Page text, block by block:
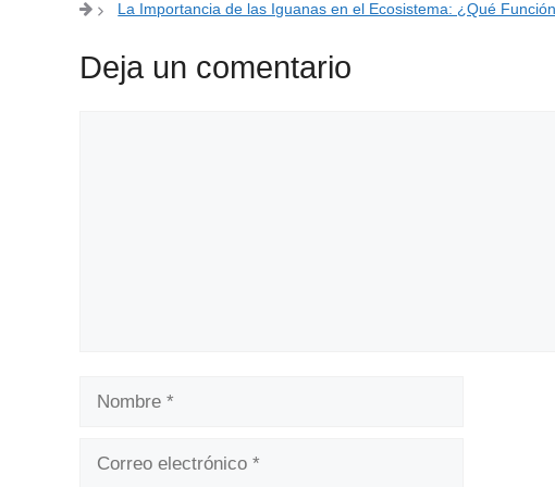
La Importancia de las Iguanas en el Ecosistema: ¿Qué
Deja un comentario
Nombre
Correo